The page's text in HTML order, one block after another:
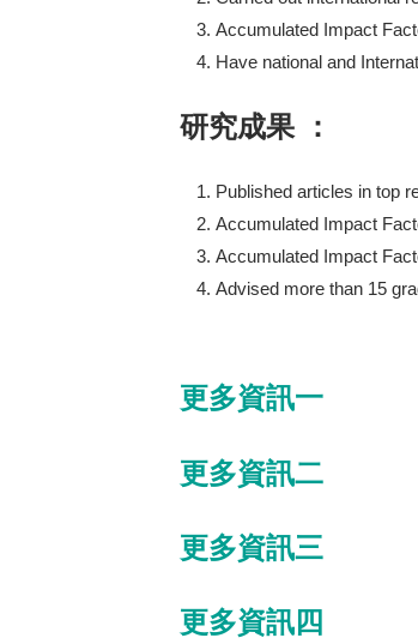
Accumulated Impact
Have national and
研究成果 ：
Published articles in top
Accumulated Impact
Accumulated Impact
Advised more than 15
更多資訊一
更多資訊二
更多資訊三
更多資訊四